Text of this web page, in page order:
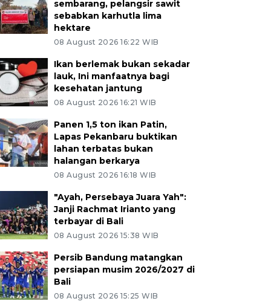
sembarang, pelangsir sawit
sebabkan karhutla lima
hektare
08 August 2026 16:22 WIB
Ikan berlemak bukan sekadar
lauk, Ini manfaatnya bagi
kesehatan jantung
08 August 2026 16:21 WIB
Panen 1,5 ton ikan Patin,
Lapas Pekanbaru buktikan
lahan terbatas bukan
halangan berkarya
08 August 2026 16:18 WIB
"Ayah, Persebaya Juara Yah":
Janji Rachmat Irianto yang
terbayar di Bali
08 August 2026 15:38 WIB
Persib Bandung matangkan
persiapan musim 2026/2027 di
Bali
08 August 2026 15:25 WIB